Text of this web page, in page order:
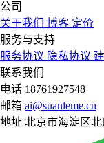
公司
关于我们 博客 定价
服务与支持
服务协议 隐私协议
联系我们
电话 18761927548
邮箱 ai@suanleme.cn
地址 北京市海淀区